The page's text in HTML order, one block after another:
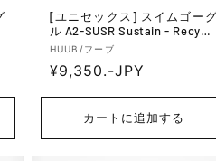
[ユニセックス] スイムゴーグ
ル A2-SUSR Sustain - Recycle
d Red
販
売
HUUB/フーブ
通
格
¥9,350.-JPY
カートに追加する